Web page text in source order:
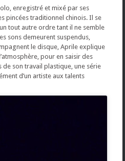
enregistré et mixé par ses
pincées traditionnel chinois. Il se
tout autre ordre tant il ne semble
sons demeurent suspendus,
le disque, Aprile explique
pour en saisir des
son travail plastique, une série
d’un artiste aux talents